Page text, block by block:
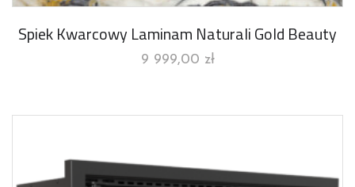
Spiek Kwarcowy Laminam Naturali Gold Beauty
9 999,00 zł